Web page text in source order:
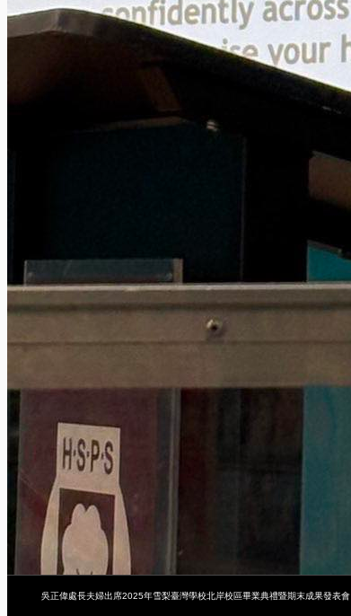
吳正偉處長夫婦出席2025年雪梨臺灣學校北岸校區畢業典禮暨期末成果發表會